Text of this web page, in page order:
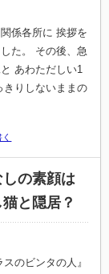
係各所に 挨拶を
た。 その後、急
あわただしい1
きりしないままの
の素顔は
と隠居？
のビンタの人』